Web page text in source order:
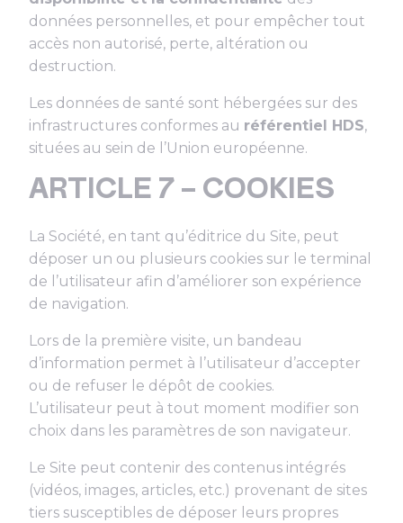
données personnelles, et pour empêcher tout
accès non autorisé, perte, altération ou
destruction.
Les données de santé sont hébergées sur des
infrastructures conformes au référentiel HDS,
situées au sein de l’Union européenne.
ARTICLE 7 – COOKIES
La Société, en tant qu’éditrice du Site, peut
déposer un ou plusieurs cookies sur le terminal
de l’utilisateur afin d’améliorer son expérience
de navigation.
Lors de la première visite, un bandeau
d’information permet à l’utilisateur d’accepter
ou de refuser le dépôt de cookies.
L’utilisateur peut à tout moment modifier son
choix dans les paramètres de son navigateur.
Le Site peut contenir des contenus intégrés
(vidéos, images, articles, etc.) provenant de sites
tiers susceptibles de déposer leurs propres